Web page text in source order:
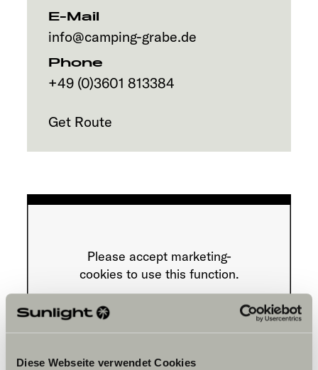
Diese Webseite verwendet Cookies
E-Mail
info@camping-grabe.de
Phone
+49 (0)3601 813384
Get Route
Please accept marketing-
cookies to use this function.